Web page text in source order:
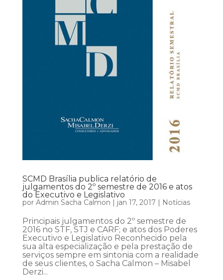
SCMD Brasília publica relatório de
julgamentos do 2º semestre de 2016 e atos
do Executivo e Legislativo
por Admin Sacha Calmon | jan 17, 2017 | Notícias
Principais julgamentos do 2º semestre de
2016 no STF, STJ e CARF; e atos dos Poderes
Executivo e Legislativo Reconhecido pela
sua alta especialização e pela prestação de
serviços sempre em sintonia com a realidade
de seus clientes, o Sacha Calmon – Misabel
Derzi...